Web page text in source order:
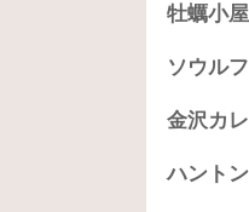
牡蠣小屋
ソウル
金沢カ
ハント